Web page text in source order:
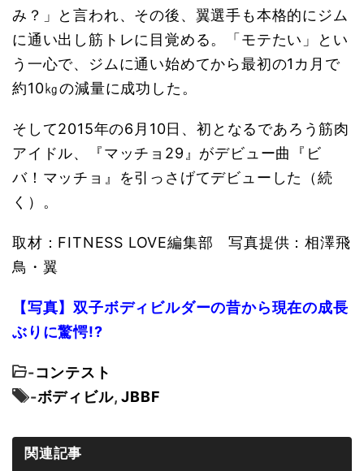
み？」と言われ、その後、翼選手も本格的にジム
に通い出し筋トレに目覚める。「モテたい」とい
う一心で、ジムに通い始めてから最初の1カ月で
約10㎏の減量に成功した。
そして2015年の6月10日、初となるであろう筋肉
アイドル、『マッチョ29』がデビュー曲『ビ
バ！マッチョ』を引っさげてデビューした（続
く）。
取材：FITNESS LOVE編集部 写真提供：相澤飛
鳥・翼
【写真】双子ボディビルダーの昔から現在の成長
ぶりに驚愕!?
-コンテスト
-ボディビル,JBBF
関連記事